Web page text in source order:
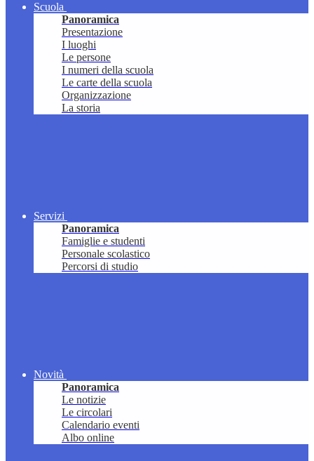
Scuola
Panoramica
Presentazione
I luoghi
Le persone
I numeri della scuola
Le carte della scuola
Organizzazione
La storia
Servizi
Panoramica
Famiglie e studenti
Personale scolastico
Percorsi di studio
Novità
Panoramica
Le notizie
Le circolari
Calendario eventi
Albo online